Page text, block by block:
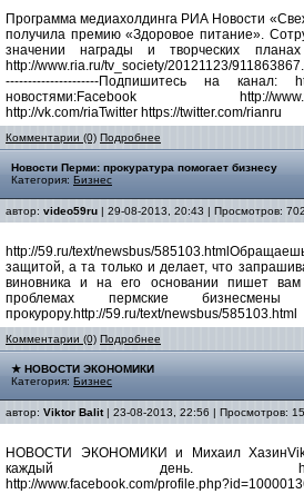
Программа медиахолдинга РИА Новости
получила премию «Здоровое питание».
значении награды и творческих
http://www.ria.ru/tv_society/20121123/
---------------------Подпишитесь на канал:
новостями:Facebook http://
http://vk.com/riaTwitter https://twitter.com/rianru
Комментарии (0) Подробнее
Новости Перми: прокуратура помогает бизнесу
Категория: Бизнес
автор: video59ru | 29-08-2013, 20:43 | Просмотров: 702
http://59.ru/text/newsbus/
защитой, а та только и делает, что
виновника и на его основании пишет
проблемах пермские бизнесмены
прокурору.http://59.ru/text/newsbus/585103.html
Комментарии (0) Подробнее
★ НОВОСТИ ЭКОНОМИКИ
Категория: Бизнес
автор: Viktor Balit| 23-08-2013, 22:56 | Просмотров:
НОВОСТИ ЭКОНОМИКИ и Михаил
каждый день. http://
http://www.facebook.com/